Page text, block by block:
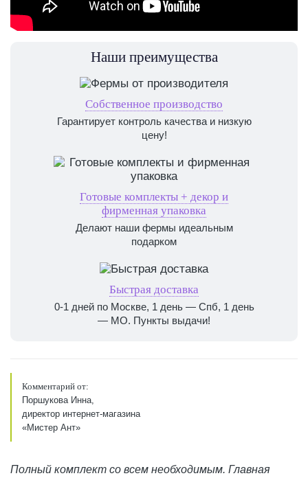
Наши преимущества
Собственное производство
Гарантирует контроль качества и низкую
цену!
Готовые комплекты + декор и
фирменная упаковка
Делают наши фермы идеальным
подарком
Быстрая доставка
0-1 дней по Москве, 1 день — Спб, 1 день
— МО. Пункты выдачи!
Полный комплект со всем необходимым. Главная
Комментарий от:
Поршукова Инна,
директор интернет-магазина
«Мистер Ант»